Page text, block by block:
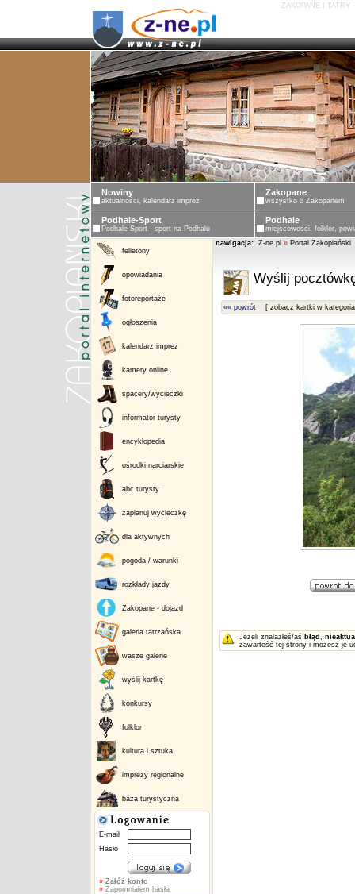
ZAKOPANE I TATRY
Nowiny
aktualności, kalendarz imprez
Zakopane
wszystko o Zakopanem
Podhale-Sport
Podhale-Sport - sport na Podhalu
Podhale
miejscowości, folklor,
felietony
opowiadania
fotoreportaże
ogłoszenia
kalendarz imprez
kamery online
spacery/wycieczki
informator turysty
encyklopedia
ośrodki narciarskie
abc turysty
zaplanuj wycieczkę
dla aktywnych
pogoda / warunki
rozkłady jazdy
Zakopane - dojazd
galeria tatrzańska
wasze galerie
wyślij kartkę
konkursy
folklor
kultura i sztuka
imprezy regionalne
baza turystyczna
E-mail
Hasło
» Załóż konto
»Zapomniałem hasła
nawigacja: Z-ne.pl » Portal Zakopiański
Wyślij
«« powrót [ zobacz kartki w
Jeżeli znalazłeś/aś błąd ,
zawartość tej strony i możesz je